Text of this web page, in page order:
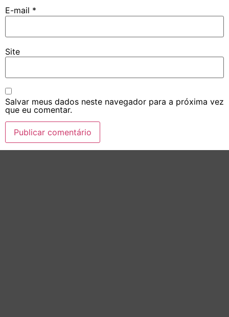
E-mail *
Site
Salvar meus dados neste navegador para a próxima vez
que eu comentar.